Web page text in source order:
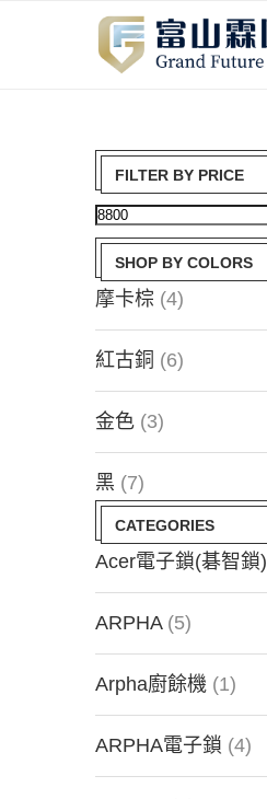
FILTER BY PRICE
SHOP BY COLORS
摩卡棕 (4)
紅古銅 (6)
金色 (3)
黑 (7)
CATEGORIES
Acer電子鎖(碁智鎖)
ARPHA (5)
Arpha廚餘機 (1)
ARPHA電子鎖 (4)